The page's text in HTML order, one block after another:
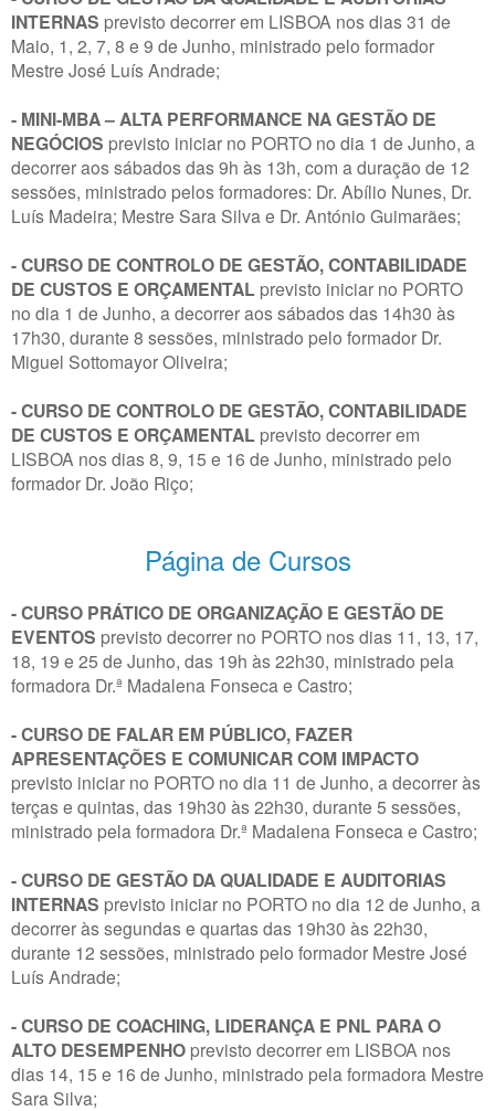
INTERNAS previsto decorrer em LISBOA nos dias 31 de
Maio, 1, 2, 7, 8 e 9 de Junho, ministrado pelo formador
Mestre José Luís Andrade;
- MINI-MBA – ALTA PERFORMANCE NA GESTÃO DE
NEGÓCIOS previsto iniciar no PORTO no dia 1 de Junho, a
decorrer aos sábados das 9h às 13h, com a duração de 12
sessões, ministrado pelos formadores: Dr. Abílio Nunes, Dr.
Luís Madeira; Mestre Sara Silva e Dr. António Guimarães;
- CURSO DE CONTROLO DE GESTÃO, CONTABILIDADE
DE CUSTOS E ORÇAMENTAL previsto iniciar no PORTO
no dia 1 de Junho, a decorrer aos sábados das 14h30 às
17h30, durante 8 sessões, ministrado pelo formador Dr.
Miguel Sottomayor Oliveira;
- CURSO DE CONTROLO DE GESTÃO, CONTABILIDADE
DE CUSTOS E ORÇAMENTAL previsto decorrer em
LISBOA nos dias 8, 9, 15 e 16 de Junho, ministrado pelo
formador Dr. João Riço;
Página de Cursos
- CURSO PRÁTICO DE ORGANIZAÇÃO E GESTÃO DE
EVENTOS previsto decorrer no PORTO nos dias 11, 13, 17,
18, 19 e 25 de Junho, das 19h às 22h30, ministrado pela
formadora Dr.ª Madalena Fonseca e Castro;
- CURSO DE FALAR EM PÚBLICO, FAZER
APRESENTAÇÕES E COMUNICAR COM IMPACTO
previsto iniciar no PORTO no dia 11 de Junho, a decorrer às
terças e quintas, das 19h30 às 22h30, durante 5 sessões,
ministrado pela formadora Dr.ª Madalena Fonseca e Castro;
- CURSO DE GESTÃO DA QUALIDADE E AUDITORIAS
INTERNAS previsto iniciar no PORTO no dia 12 de Junho, a
decorrer às segundas e quartas das 19h30 às 22h30,
durante 12 sessões, ministrado pelo formador Mestre José
Luís Andrade;
- CURSO DE COACHING, LIDERANÇA E PNL PARA O
ALTO DESEMPENHO previsto decorrer em LISBOA nos
dias 14, 15 e 16 de Junho, ministrado pela formadora Mestre
Sara Silva;